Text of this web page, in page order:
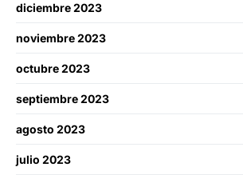
diciembre 2023
noviembre 2023
octubre 2023
septiembre 2023
agosto 2023
julio 2023